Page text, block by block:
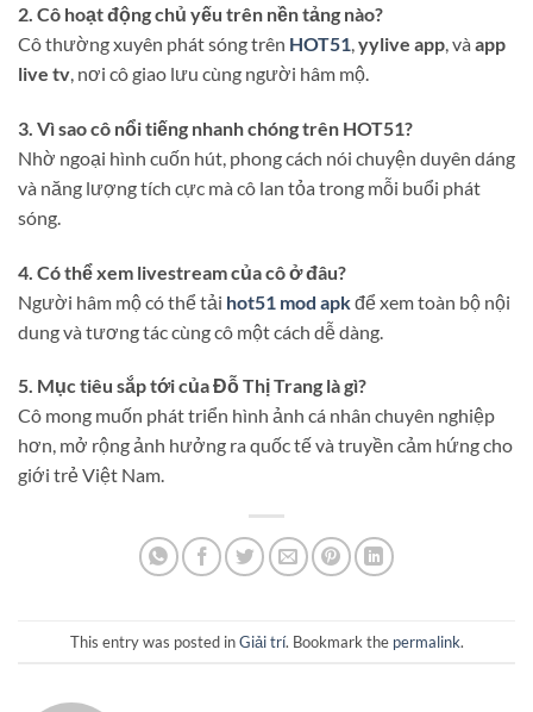
2. Cô hoạt động chủ yếu trên nền tảng nào?
Cô thường xuyên phát sóng trên HOT51,yylive app, và app
live tv, nơi cô giao lưu cùng người hâm mộ.
3. Vì sao cô nổi tiếng nhanh chóng trên HOT51?
Nhờ ngoại hình cuốn hút, phong cách nói chuyện duyên dáng
và năng lượng tích cực mà cô lan tỏa trong mỗi buổi phát
sóng.
4. Có thể xem livestream của cô ở đâu?
Người hâm mộ có thể tải hot51 mod apkđể xem toàn bộ nội
dung và tương tác cùng cô một cách dễ dàng.
5. Mục tiêu sắp tới của Đỗ Thị Trang là gì?
Cô mong muốn phát triển hình ảnh cá nhân chuyên nghiệp
hơn, mở rộng ảnh hưởng ra quốc tế và truyền cảm hứng cho
giới trẻ Việt Nam.
This entry was posted inGiải trí. Bookmark the permalink.